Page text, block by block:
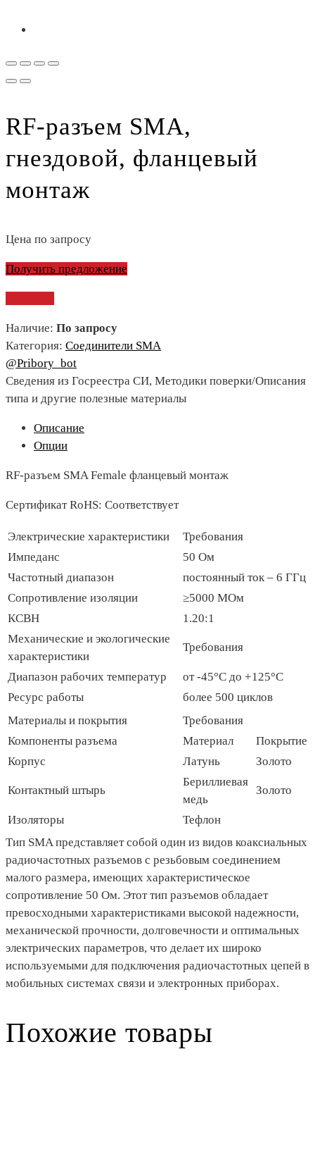
RF-разъем SMA,
гнездовой, фланцевый
монтаж
Цена по запросу
Получить предложение
Наличие: По запросу
Категория: Соединители SMA
@Pribory_bot
Сведения из Госреестра СИ, Методики поверки/Описания
типа и другие полезные материалы
Описание
Опции
RF-разъем SMA Female фланцевый монтаж
Сертификат RoHS: Соответствует
Электрические характеристики
Требования
Импеданс
50 Ом
Частотный диапазон
постоянный ток – 6 ГГц
Сопротивление изоляции
≥5000 МОм
КСВН
1.20:1
Механические и экологические
характеристики
Требования
Диапазон рабочих температур
от -45°C до +125°C
Ресурс работы
более 500 циклов
Материалы и покрытия
Требования
Компоненты разъема
Материал
Покрытие
Корпус
Латунь Золото
Контактный штырь
Бериллиевая
медь
Золото
Изоляторы
Тефлон
Тип SMA представляет собой один из видов коаксиальных
радиочастотных разъемов с резьбовым соединением
малого размера, имеющих характеристическое
сопротивление 50 Ом. Этот тип разъемов обладает
превосходными характеристиками высокой надежности,
механической прочности, долговечности и оптимальных
электрических параметров, что делает их широко
используемыми для подключения радиочастотных цепей в
мобильных системах связи и электронных приборах.
Похожие товары